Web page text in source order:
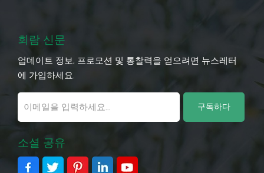
회람 신문
업데이트 정보, 프로모션 및 통찰력을 얻으려면 뉴스레터
에 가입하세요.
소셜 공유